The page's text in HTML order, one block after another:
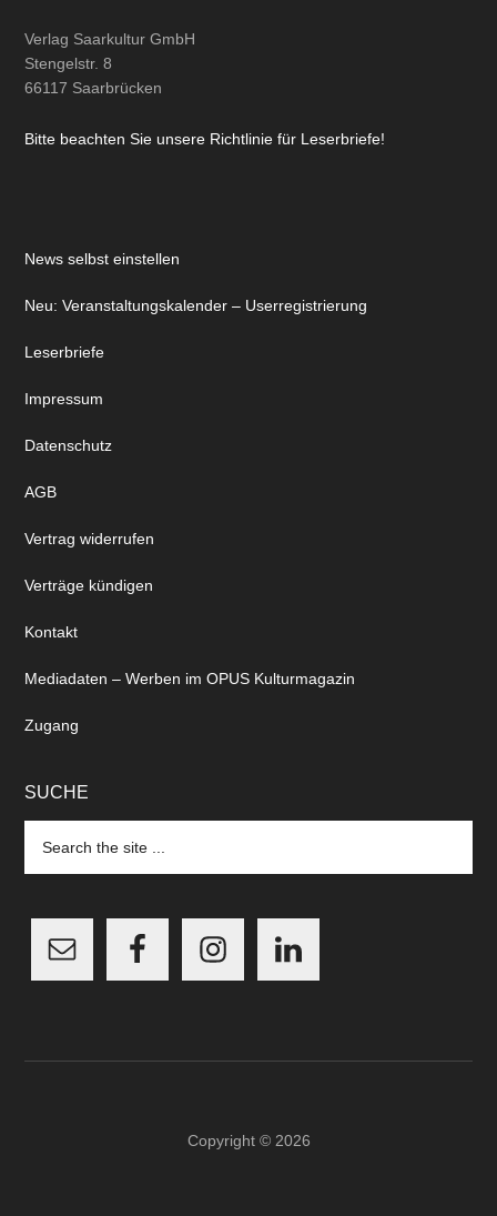
Verlag Saarkultur GmbH
Stengelstr. 8
66117 Saarbrücken
Bitte beachten Sie unsere Richtlinie für Leserbriefe!
News selbst einstellen
Neu: Veranstaltungskalender – Userregistrierung
Leserbriefe
Impressum
Datenschutz
AGB
Vertrag widerrufen
Verträge kündigen
Kontakt
Mediadaten – Werben im OPUS Kulturmagazin
Zugang
SUCHE
the
Copyright © 2026